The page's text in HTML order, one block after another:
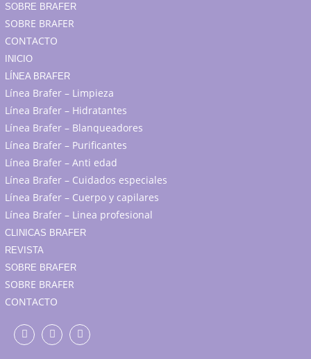
SOBRE BRAFER
SOBRE BRAFER
CONTACTO
INICIO
LÍNEA BRAFER
Línea Brafer – Limpieza
Línea Brafer – Hidratantes
Línea Brafer – Blanqueadores
Línea Brafer – Purificantes
Línea Brafer – Anti edad
Línea Brafer – Cuidados especiales
Línea Brafer – Cuerpo y capilares
Línea Brafer – Linea profesional
CLINICAS BRAFER
REVISTA
SOBRE BRAFER
SOBRE BRAFER
CONTACTO